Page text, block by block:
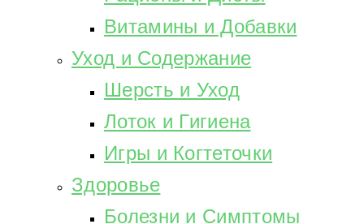
Витамины и Добавки
Уход и Содержание
Шерсть и Уход
Лоток и Гигиена
Игры и Когтеточки
Здоровье
Болезни и Симптомы